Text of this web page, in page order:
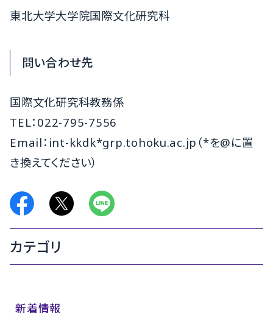
東北大学大学院国際文化研究科
問い合わせ先
国際文化研究科教務係
TEL：022-795-7556
Email：int-kkdk*grp.tohoku.ac.jp（*を@に置
き換えてください）
カテゴリ
新着情報